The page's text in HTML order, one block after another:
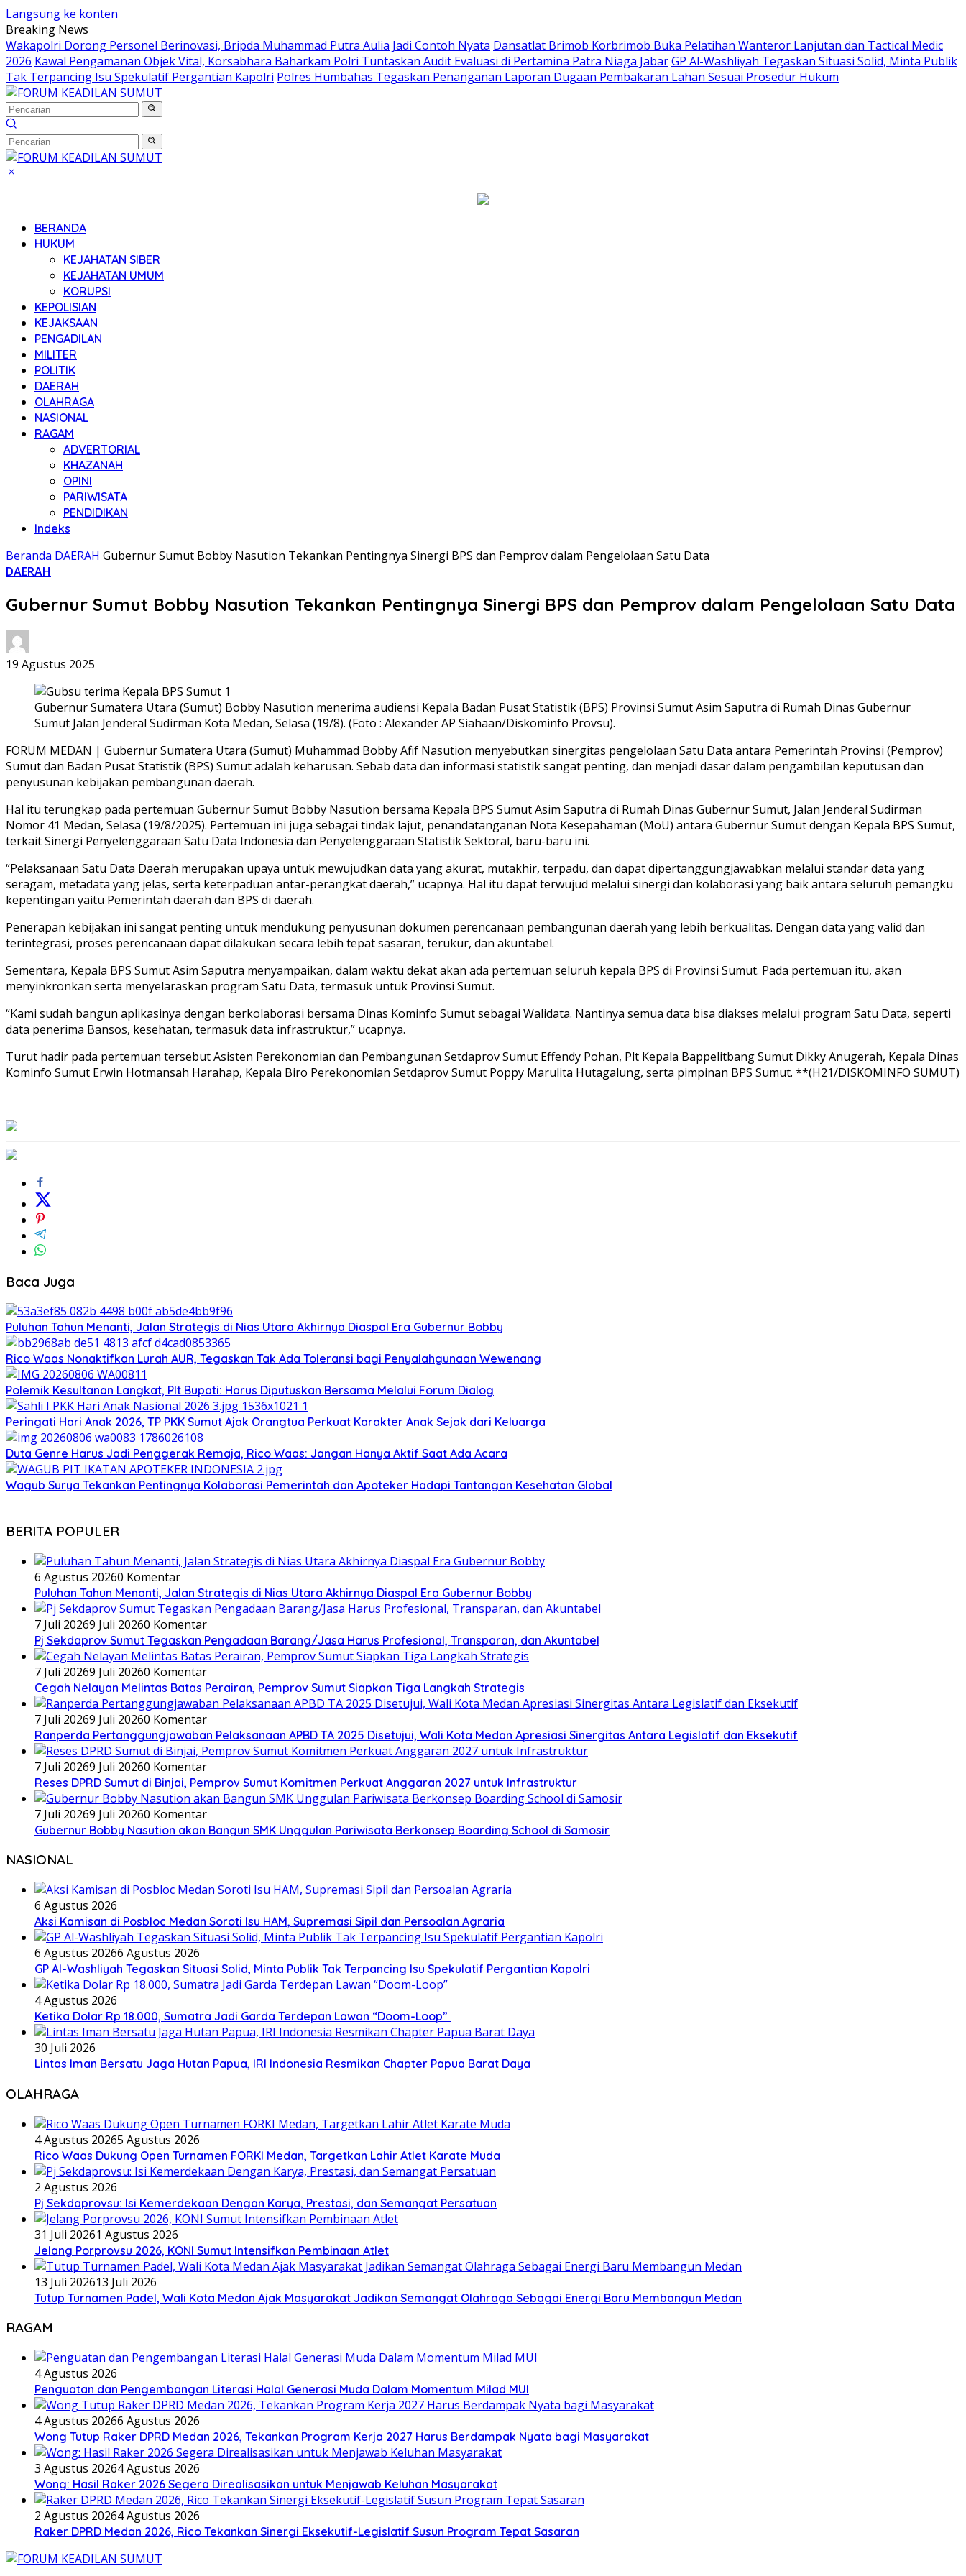
Langsung ke konten
Breaking News
Wakapolri Dorong Personel Berinovasi, Bripda Muhammad Putra Aulia Jadi Contoh Nyata Dansatlat Brimob Korbrimob Buka Pelatihan Wanteror Lanjutan dan Tactical Medic
2026 Kawal Pengamanan Objek Vital, Korsabhara Baharkam Polri Tuntaskan Audit Evaluasi di Pertamina Patra Niaga JabarGP Al-Washliyah Tegaskan Situasi Solid, Minta Publik
Tak Terpancing Isu Spekulatif Pergantian Kapolri Polres Humbahas Tegaskan Penanganan Laporan Dugaan Pembakaran Lahan Sesuai Prosedur Hukum
BERANDA
HUKUM
KEJAHATAN SIBER
KEJAHATAN UMUM
KORUPSI
KEPOLISIAN
KEJAKSAAN
PENGADILAN
MILITER
POLITIK
DAERAH
OLAHRAGA
NASIONAL
RAGAM
ADVERTORIAL
KHAZANAH
OPINI
PARIWISATA
PENDIDIKAN
Indeks
Beranda DAERAH Gubernur Sumut Bobby Nasution Tekankan Pentingnya Sinergi BPS dan Pemprov dalam Pengelolaan Satu Data
DAERAH
Gubernur Sumut Bobby Nasution Tekankan Pentingnya Sinergi BPS dan Pemprov dalam Pengelolaan Satu Data
19 Agustus 2025
Gubernur Sumatera Utara (Sumut) Bobby Nasution menerima audiensi Kepala Badan Pusat Statistik (BPS) Provinsi Sumut Asim Saputra di Rumah Dinas Gubernur
Sumut Jalan Jenderal Sudirman Kota Medan, Selasa (19/8). (Foto : Alexander AP Siahaan/Diskominfo Provsu).
FORUM MEDAN | Gubernur Sumatera Utara (Sumut) Muhammad Bobby Afif Nasution menyebutkan sinergitas pengelolaan Satu Data antara Pemerintah Provinsi (Pemprov)
Sumut dan Badan Pusat Statistik (BPS) Sumut adalah keharusan. Sebab data dan informasi statistik sangat penting, dan menjadi dasar dalam pengambilan keputusan dan
penyusunan kebijakan pembangunan daerah.
Hal itu terungkap pada pertemuan Gubernur Sumut Bobby Nasution bersama Kepala BPS Sumut Asim Saputra di Rumah Dinas Gubernur Sumut, Jalan Jenderal Sudirman
Nomor 41 Medan, Selasa (19/8/2025). Pertemuan ini juga sebagai tindak lajut, penandatanganan Nota Kesepahaman (MoU) antara Gubernur Sumut dengan Kepala BPS Sumut,
terkait Sinergi Penyelenggaraan Satu Data Indonesia dan Penyelenggaraan Statistik Sektoral, baru-baru ini.
“Pelaksanaan Satu Data Daerah merupakan upaya untuk mewujudkan data yang akurat, mutakhir, terpadu, dan dapat dipertanggungjawabkan melalui standar data yang
seragam, metadata yang jelas, serta keterpaduan antar-perangkat daerah,” ucapnya. Hal itu dapat terwujud melalui sinergi dan kolaborasi yang baik antara seluruh pemangku
kepentingan yaitu Pemerintah daerah dan BPS di daerah.
Penerapan kebijakan ini sangat penting untuk mendukung penyusunan dokumen perencanaan pembangunan daerah yang lebih berkualitas. Dengan data yang valid dan
terintegrasi, proses perencanaan dapat dilakukan secara lebih tepat sasaran, terukur, dan akuntabel.
Sementara, Kepala BPS Sumut Asim Saputra menyampaikan, dalam waktu dekat akan ada pertemuan seluruh kepala BPS di Provinsi Sumut. Pada pertemuan itu, akan
menyinkronkan serta menyelaraskan program Satu Data, termasuk untuk Provinsi Sumut.
“Kami sudah bangun aplikasinya dengan berkolaborasi bersama Dinas Kominfo Sumut sebagai Walidata. Nantinya semua data bisa diakses melalui program Satu Data, seperti
data penerima Bansos, kesehatan, termasuk data infrastruktur,” ucapnya.
Turut hadir pada pertemuan tersebut Asisten Perekonomian dan Pembangunan Setdaprov Sumut Effendy Pohan, Plt Kepala Bappelitbang Sumut Dikky Anugerah, Kepala Dinas
Kominfo Sumut Erwin Hotmansah Harahap, Kepala Biro Perekonomian Setdaprov Sumut Poppy Marulita Hutagalung, serta pimpinan BPS Sumut. **(H21/DISKOMINFO SUMUT)
Baca Juga
Puluhan Tahun Menanti, Jalan Strategis di Nias Utara Akhirnya Diaspal Era Gubernur Bobby
Rico Waas Nonaktifkan Lurah AUR, Tegaskan Tak Ada Toleransi bagi Penyalahgunaan Wewenang
Polemik Kesultanan Langkat, Plt Bupati: Harus Diputuskan Bersama Melalui Forum Dialog
Peringati Hari Anak 2026, TP PKK Sumut Ajak Orangtua Perkuat Karakter Anak Sejak dari Keluarga
Duta Genre Harus Jadi Penggerak Remaja, Rico Waas: Jangan Hanya Aktif Saat Ada Acara
Wagub Surya Tekankan Pentingnya Kolaborasi Pemerintah dan Apoteker Hadapi Tantangan Kesehatan Global
BERITA POPULER
6 Agustus 20260 Komentar
Puluhan Tahun Menanti, Jalan Strategis di Nias Utara Akhirnya Diaspal Era Gubernur Bobby
7 Juli 20269 Juli 20260 Komentar
Pj Sekdaprov Sumut Tegaskan Pengadaan Barang/Jasa Harus Profesional, Transparan, dan Akuntabel
7 Juli 20269 Juli 20260 Komentar
Cegah Nelayan Melintas Batas Perairan, Pemprov Sumut Siapkan Tiga Langkah Strategis
7 Juli 20269 Juli 20260 Komentar
Ranperda Pertanggungjawaban Pelaksanaan APBD TA 2025 Disetujui, Wali Kota Medan Apresiasi Sinergitas Antara Legislatif dan Eksekutif
7 Juli 20269 Juli 20260 Komentar
Reses DPRD Sumut di Binjai, Pemprov Sumut Komitmen Perkuat Anggaran 2027 untuk Infrastruktur
7 Juli 20269 Juli 20260 Komentar
Gubernur Bobby Nasution akan Bangun SMK Unggulan Pariwisata Berkonsep Boarding School di Samosir
NASIONAL
6 Agustus 2026
Aksi Kamisan di Posbloc Medan Soroti Isu HAM, Supremasi Sipil dan Persoalan Agraria
6 Agustus 20266 Agustus 2026
GP Al-Washliyah Tegaskan Situasi Solid, Minta Publik Tak Terpancing Isu Spekulatif Pergantian Kapolri
4 Agustus 2026
Ketika Dolar Rp 18.000, Sumatra Jadi Garda Terdepan Lawan “Doom-Loop”
30 Juli 2026
Lintas Iman Bersatu Jaga Hutan Papua, IRI Indonesia Resmikan Chapter Papua Barat Daya
OLAHRAGA
4 Agustus 20265 Agustus 2026
Rico Waas Dukung Open Turnamen FORKI Medan, Targetkan Lahir Atlet Karate Muda
2 Agustus 2026
Pj Sekdaprovsu: Isi Kemerdekaan Dengan Karya, Prestasi, dan Semangat Persatuan
31 Juli 20261 Agustus 2026
Jelang Porprovsu 2026, KONI Sumut Intensifkan Pembinaan Atlet
13 Juli 202613 Juli 2026
Tutup Turnamen Padel, Wali Kota Medan Ajak Masyarakat Jadikan Semangat Olahraga Sebagai Energi Baru Membangun Medan
RAGAM
4 Agustus 2026
Penguatan dan Pengembangan Literasi Halal Generasi Muda Dalam Momentum Milad MUI
4 Agustus 20266 Agustus 2026
Wong Tutup Raker DPRD Medan 2026, Tekankan Program Kerja 2027 Harus Berdampak Nyata bagi Masyarakat
3 Agustus 20264 Agustus 2026
Wong: Hasil Raker 2026 Segera Direalisasikan untuk Menjawab Keluhan Masyarakat
2 Agustus 20264 Agustus 2026
Raker DPRD Medan 2026, Rico Tekankan Sinergi Eksekutif-Legislatif Susun Program Tepat Sasaran